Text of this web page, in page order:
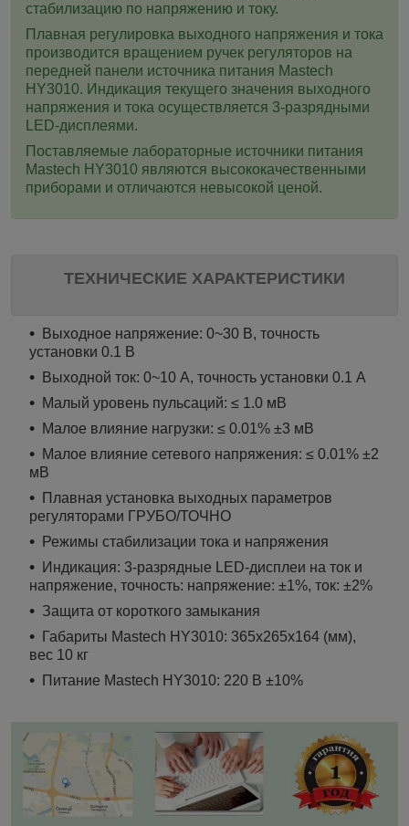
стабилизацию по напряжению и току.
Плавная регулировка выходного напряжения и тока
производится вращением ручек регуляторов на
передней панели источника питания Mastech
HY3010. Индикация текущего значения выходного
напряжения и тока осуществляется 3-разрядными
LED-дисплеями.
Поставляемые лабораторные источники питания
Mastech HY3010 являются высококачественными
приборами и отличаются невысокой ценой.
ТЕХНИЧЕСКИЕ ХАРАКТЕРИСТИКИ
Выходное напряжение: 0~30 В, точность
установки 0.1 В
Выходной ток: 0~10 А, точность установки 0.1 А
Малый уровень пульсаций: ≤ 1.0 мВ
Малое влияние нагрузки: ≤ 0.01% ±3 мВ
Малое влияние сетевого напряжения: ≤ 0.01% ±2
мВ
Плавная установка выходных параметров
регуляторами ГРУБО/ТОЧНО
Режимы стабилизации тока и напряжения
Индикация: 3-разрядные LED-дисплеи на ток и
напряжение, точность: напряжение: ±1%, ток: ±2%
Защита от короткого замыкания
Габариты Mastech HY3010: 365x265x164 (мм),
вес 10 кг
Питание Mastech HY3010: 220 В ±10%